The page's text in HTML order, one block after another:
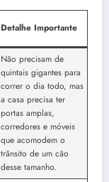
Detalhe Importante
Não precisam de
quintais gigantes para
correr o dia todo, mas
a casa precisa ter
portas amplas,
corredores e móveis
que acomodem o
trânsito de um cão
desse tamanho.